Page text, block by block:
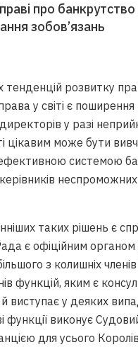
про
зобов’язань
тенденцій розвитку
у світі є
у разі
цікавим може бути
системою
керівників
таких рішень є
є офіційним
з колишніх
функцій, яким є
виступає у деяких
функції виконує
для усього